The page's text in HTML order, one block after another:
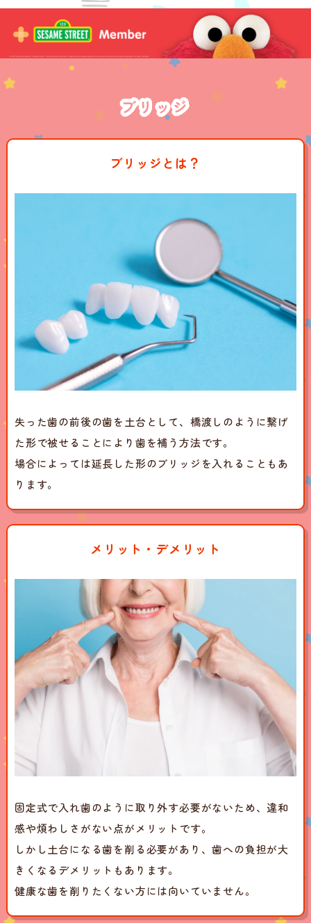
ブリッジ
ブリッジとは？
失った歯の前後の歯を土台として、橋渡しのように繋げ
た形で被せることにより歯を補う方法です。
場合によっては延長した形のブリッジを入れることもあ
ります。
メリット・デメリット
固定式で入れ歯のように取り外す必要がないため、違和
感や煩わしさがない点がメリットです。
しかし土台になる歯を削る必要があり、歯への負担が大
きくなるデメリットもあります。
健康な歯を削りたくない方には向いていません。